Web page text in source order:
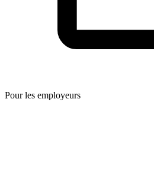
Pour les employeurs